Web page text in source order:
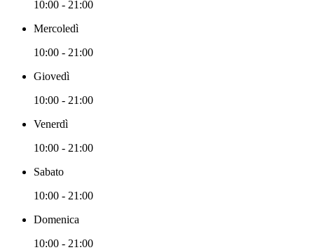
10:00 - 21:00
Mercoledì
10:00 - 21:00
Giovedì
10:00 - 21:00
Venerdì
10:00 - 21:00
Sabato
10:00 - 21:00
Domenica
10:00 - 21:00